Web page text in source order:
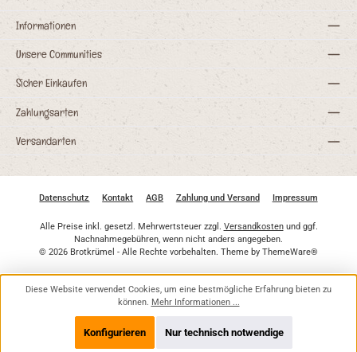
Sicher Einkaufen
Informationen
Unsere Communities
Zahlungsarten
Versandarten
Datenschutz Kontakt AGB Zahlung und Versand Impressum
Alle Preise inkl. gesetzl. Mehrwertsteuer zzgl. Versandkostenund ggf.
Nachnahmegebühren, wenn nicht anders angegeben.
© 2026 Brotkrümel - Alle Rechte vorbehalten. Theme by ThemeWare®
Diese Website verwendet Cookies, um eine bestmögliche Erfahrung bieten zu
können. Mehr Informationen ...
Nur technisch notwendige
Konfigurieren